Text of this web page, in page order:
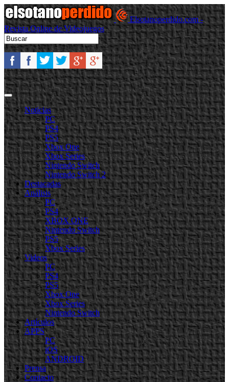
Elsotanoperdido.com -
Revista Online de Videojuegos
Noticias
PC
PS4
PS5
Xbox One
Xbox Series
Nintendo Switch
Nintendo Switch 2
Destacadas
Análisis
PC
PS4
XBOX ONE
Nintendo Switch
PS5
Xbox Series
Videos
PC
PS4
PS5
Xbox One
Xbox Series
Nintendo Switch
Artículos
APPS
PC
iOS
ANDROID
Prensa
Contacto